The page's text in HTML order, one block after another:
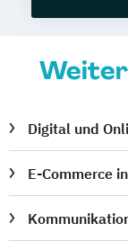
Digital und
E-Commerce